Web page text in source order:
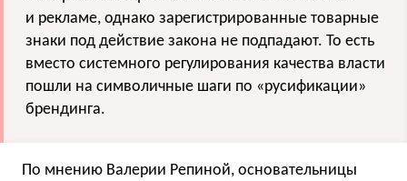
и рекламе, однако зарегистрированные товарные
знаки под действие закона не подпадают. То есть
вместо системного регулирования качества власти
пошли на символичные шаги по «русификации»
брендинга.
По мнению Валерии Репиной, основательницы